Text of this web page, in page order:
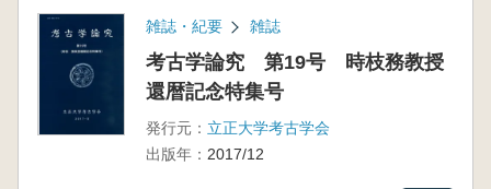
雑誌・紀要 雑誌
考古学論究 第19号 時枝務教授
還暦記念特集号
発行元： 立正大学考古学会
出版年： 2017/12